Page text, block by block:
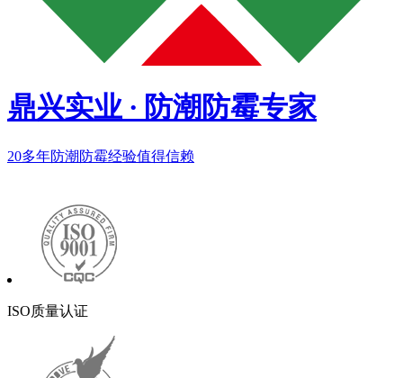
鼎兴实业 · 防潮防霉专家
20多年防潮防霉经验值得信赖
ISO质量认证